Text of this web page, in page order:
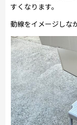
すくなります。
動線をイメージしな